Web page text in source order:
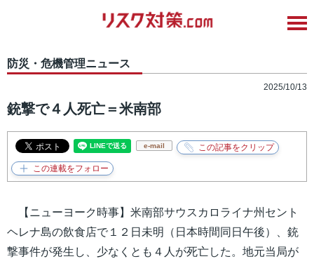
防災・危機管理ニュース
2025/10/13
銃撃で４人死亡＝米南部
e-mail
【ニューヨーク時事】米南部サウスカロライナ州セント
ヘレナ島の飲食店で１２日未明（日本時間同日午後）、銃
撃事件が発生し、少なくとも４人が死亡した。地元当局が